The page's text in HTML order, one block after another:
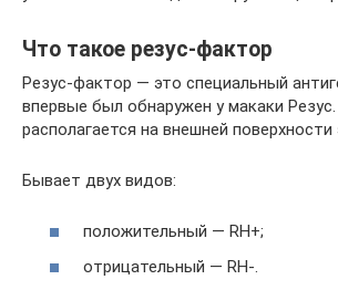
Что такое резус-фактор
Резус-фактор — это специальный
впервые был обнаружен у макаки
располагается на внешней поверхности
Бывает двух видов:
положительный — RH+;
отрицательный — RH-.